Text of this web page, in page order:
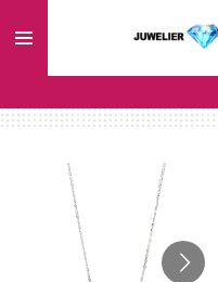
direct
hoofdinhoud